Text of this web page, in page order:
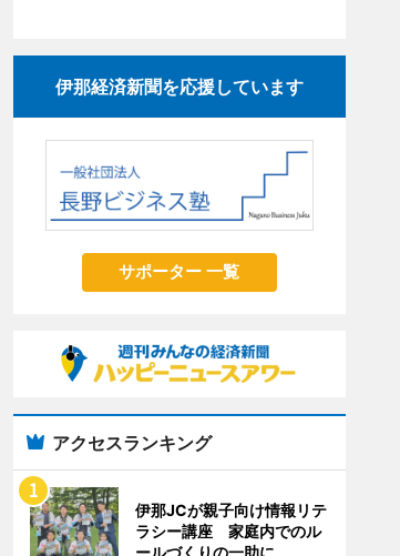
伊那経済新聞を応援しています
サポーター 一覧
アクセスランキング
伊那JCが親子向け情報リテ
ラシー講座 家庭内でのル
ールづくりの一助に